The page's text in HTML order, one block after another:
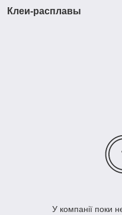
Клеи-расплавы
У компанії поки